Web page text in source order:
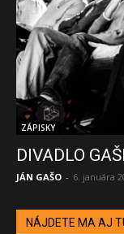
ZÁPISKY
DIVADLO
JÁN GAŠO - 6. januára
NÁJDETE MA AJ